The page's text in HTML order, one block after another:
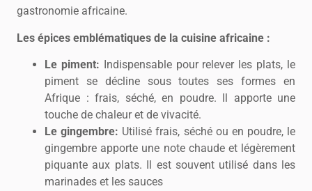
gastronomie africaine.
Les épices emblématiques de la cuisine africaine :
Le piment: Indispensable pour relever les plats, le
piment se décline sous toutes ses formes en
Afrique : frais, séché, en poudre. Il apporte une
touche de chaleur et de vivacité.
Le gingembre: Utilisé frais, séché ou en poudre, le
gingembre apporte une note chaude et légèrement
piquante aux plats. Il est souvent utilisé dans les
marinades et les sauces